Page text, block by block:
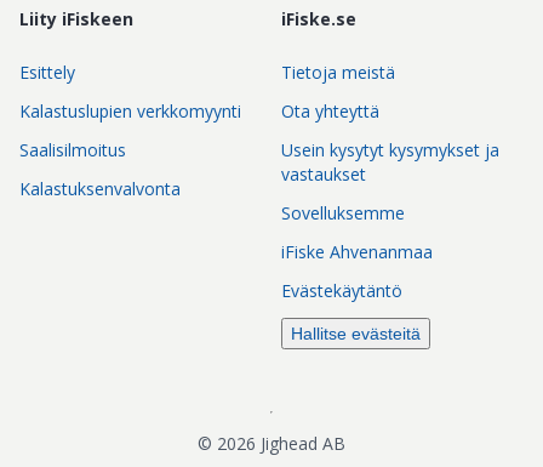
Liity iFiskeen
Esittely
Kalastuslupien verkkomyynti
Saalisilmoitus
Kalastuksenvalvonta
iFiske.se
Tietoja meistä
Ota yhteyttä
Usein kysytyt kysymykset ja
vastaukset
Sovelluksemme
iFiske Ahvenanmaa
Evästekäytäntö
Hallitse evästeitä
© 2026 Jighead AB